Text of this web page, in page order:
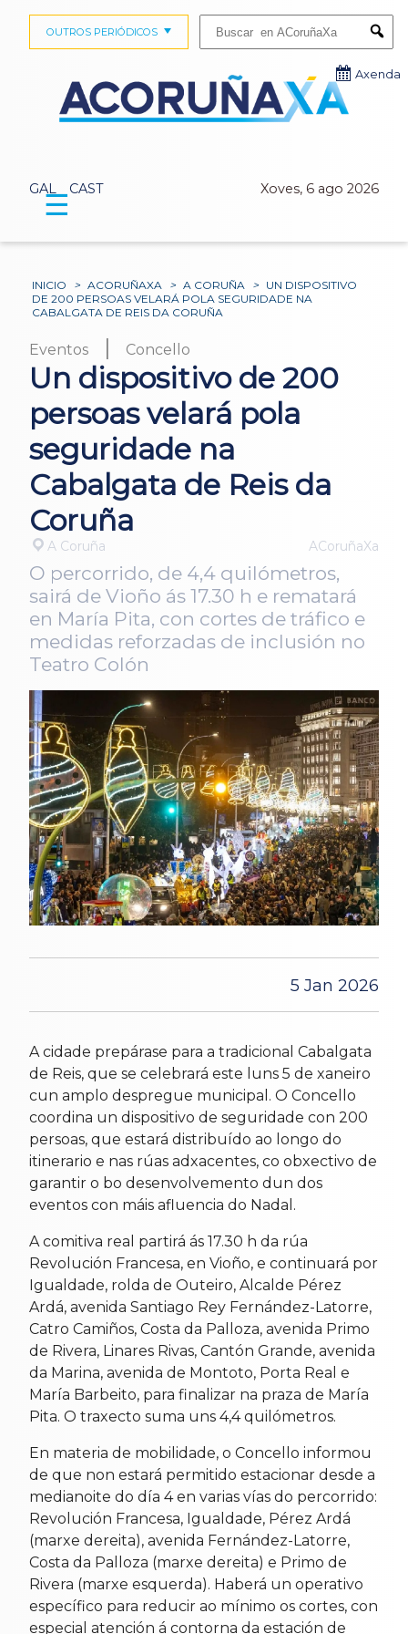
GAL CAST Xoves, 6 ago 2026
OUTROS PERIÓDICOS
Axenda
☰
INICIO > ACORUÑAXA > A CORUÑA > UN DISPOSITIVO
DE 200 PERSOAS VELARÁ POLA SEGURIDADE NA
CABALGATA DE REIS DA CORUÑA
Eventos | Concello
Un dispositivo de 200
persoas velará pola
seguridade na
Cabalgata de Reis da
Coruña
A Coruña ACoruñaXa
O percorrido, de 4,4 quilómetros,
sairá de Vioño ás 17.30 h e rematará
en María Pita, con cortes de tráfico e
medidas reforzadas de inclusión no
Teatro Colón
5 Jan 2026
A cidade prepárase para a tradicional Cabalgata
de Reis, que se celebrará este luns 5 de xaneiro
cun amplo despregue municipal. O Concello
coordina un dispositivo de seguridade con 200
persoas, que estará distribuído ao longo do
itinerario e nas rúas adxacentes, co obxectivo de
garantir o bo desenvolvemento dun dos
eventos con máis afluencia do Nadal.
A comitiva real partirá ás 17.30 h da rúa
Revolución Francesa, en Vioño, e continuará por
Igualdade, rolda de Outeiro, Alcalde Pérez
Ardá, avenida Santiago Rey Fernández-Latorre,
Catro Camiños, Costa da Palloza, avenida Primo
de Rivera, Linares Rivas, Cantón Grande, avenida
da Marina, avenida de Montoto, Porta Real e
María Barbeito, para finalizar na praza de María
Pita. O traxecto suma uns 4,4 quilómetros.
En materia de mobilidade, o Concello informou
de que non estará permitido estacionar desde a
medianoite do día 4 en varias vías do percorrido:
Revolución Francesa, Igualdade, Pérez Ardá
(marxe dereita), avenida Fernández-Latorre,
Costa da Palloza (marxe dereita) e Primo de
Rivera (marxe esquerda). Haberá un operativo
específico para reducir ao mínimo os cortes, con
especial atención á contorna da estación de